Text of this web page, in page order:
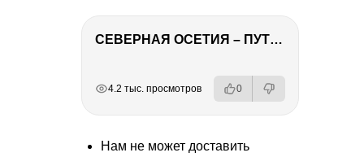
СЕВЕРНАЯ ОСЕТИЯ – ПУТЕШЕСТВИЕ НА КАВКАЗ часть 4
4.2 тыс. просмотров 0
Нам не может доставить